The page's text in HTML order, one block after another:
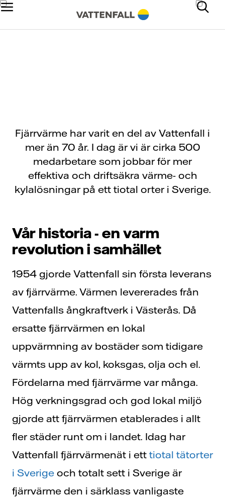
Fjärrvärme har varit en del av Vattenfall i
mer än 70 år. I dag är vi är cirka 500
medarbetare som jobbar för mer
effektiva och driftsäkra värme- och
kylalösningar på ett tiotal orter i Sverige.
Vår historia - en varm
revolution i samhället
1954 gjorde Vattenfall sin första leverans
av fjärrvärme. Värmen levererades från
Vattenfalls ångkraftverk i Västerås. Då
ersatte fjärrvärmen en lokal
uppvärmning av bostäder som tidigare
värmts upp av kol, koksgas, olja och el.
Fördelarna med fjärrvärme var många.
Hög verkningsgrad och god lokal miljö
gjorde att fjärrvärmen etablerades i allt
fler städer runt om i landet. Idag har
Vattenfall fjärrvärmenät i ett tiotal tätorter
i Sverige och totalt sett i Sverige är
fjärrvärme den i särklass vanligaste